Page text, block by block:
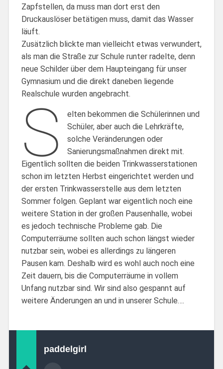
Zapfstellen, da muss man dort erst den
Druckauslöser betätigen muss, damit das Wasser
läuft.
Zusätzlich blickte man vielleicht etwas verwundert,
als man die Straße zur Schule runter radelte, denn
neue Schilder über dem Haupteingang für unser
Gymnasium und die direkt daneben liegende
Realschule wurden angebracht.
S
elten bekommen die Schülerinnen und
Schüler, aber auch die Lehrkräfte,
solche Veränderungen oder
Sanierungsmaßnahmen direkt mit.
Eigentlich sollten die beiden Trinkwasserstationen
schon im letzten Herbst eingerichtet werden und
der ersten Trinkwasserstelle aus dem letzten
Sommer folgen. Geplant war eigentlich noch eine
weitere Station in der großen Pausenhalle, wobei
es jedoch technische Probleme gab. Die
Computerräume sollten auch schon längst wieder
nutzbar sein, wobei es allerdings zu längeren
Pausen kam. Deshalb wird es wohl auch noch eine
Zeit dauern, bis die Computerräume in vollem
Unfang nutzbar sind. Wir sind also gespannt auf
weitere Änderungen an und in unserer Schule….
paddelgirl